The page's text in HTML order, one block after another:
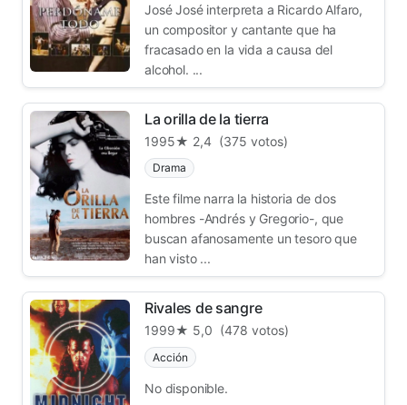
José José interpreta a Ricardo Alfaro,
un compositor y cantante que ha
fracasado en la vida a causa del
alcohol. ...
La orilla de la tierra
1995★ 2,4 (375 votos)
Drama
Este filme narra la historia de dos
hombres -Andrés y Gregorio-, que
buscan afanosamente un tesoro que
han visto ...
Rivales de sangre
1999★ 5,0 (478 votos)
Acción
No disponible.